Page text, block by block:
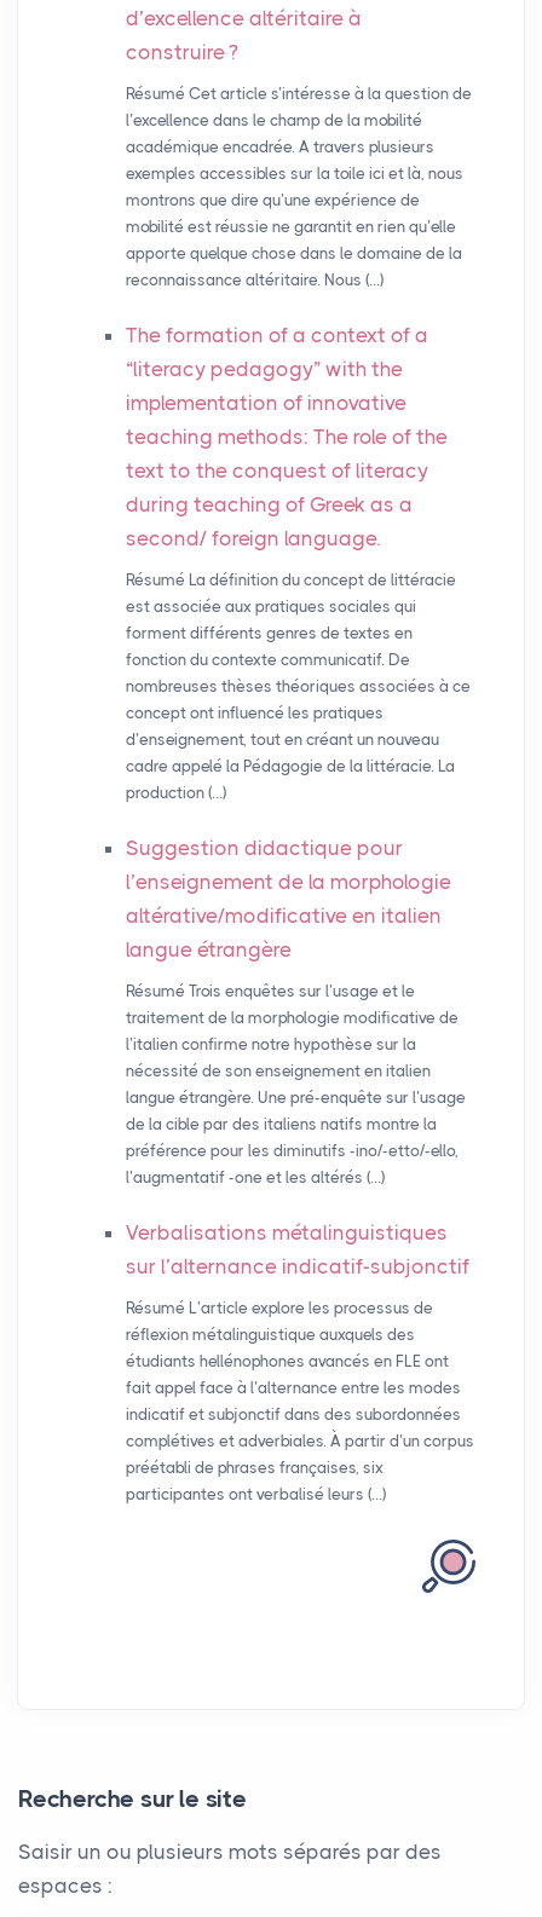
d’excellence altéritaire à
construire?
Résumé Cet article s’intéresse à la question de
l’excellence dans le champ de la mobilité
académique encadrée. A travers plusieurs
exemples accessibles sur la toile ici et là, nous
montrons que dire qu’une expérience de
mobilité est réussie ne garantit en rien qu’elle
apporte quelque chose dans le domaine de la
reconnaissance altéritaire. Nous (…)
The formation of a context of a
“literacy pedagogy” with the
implementation of innovative
teaching methods: The role of the
text to the conquest of literacy
during teaching of Greek as a
second/ foreign language.
Résumé La définition du concept de littéracie
est associée aux pratiques sociales qui
forment différents genres de textes en
fonction du contexte communicatif. De
nombreuses thèses théoriques associées à ce
concept ont influencé les pratiques
d’enseignement, tout en créant un nouveau
cadre appelé la Pédagogie de la littéracie. La
production (…)
Suggestion didactique pour
l’enseignement de la morphologie
altérative/modificative en italien
langue étrangère
Résumé Trois enquêtes sur l’usage et le
traitement de la morphologie modificative de
l’italien confirme notre hypothèse sur la
nécessité de son enseignement en italien
langue étrangère. Une pré-enquête sur l’usage
de la cible par des italiens natifs montre la
préférence pour les diminutifs -ino/-etto/-ello,
l’augmentatif -one et les altérés (…)
Verbalisations métalinguistiques
sur l’alternance indicatif-subjonctif
Résumé L’article explore les processus de
réflexion métalinguistique auxquels des
étudiants hellénophones avancés en FLE ont
fait appel face à l’alternance entre les modes
indicatif et subjonctif dans des subordonnées
complétives et adverbiales. À partir d’un corpus
préétabli de phrases françaises, six
participantes ont verbalisé leurs (…)
Recherche sur le site
Saisir un ou plusieurs mots séparés par des
espaces :